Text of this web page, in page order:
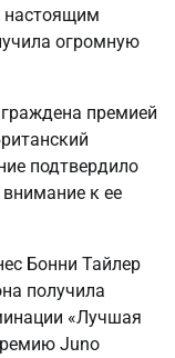
настоящим
огромную
премией
подтвердило
к ее
Бонни Тайлер
получила
«Лучшая
Juno